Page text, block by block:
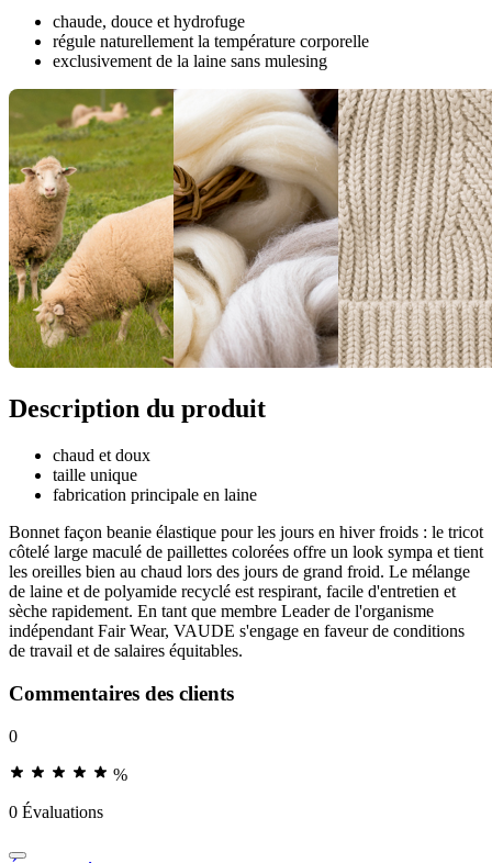
chaude, douce et hydrofuge
régule naturellement la température corporelle
exclusivement de la laine sans mulesing
Description du produit
chaud et doux
taille unique
fabrication principale en laine
Bonnet façon beanie élastique pour les jours en hiver froids : le tricot
côtelé large maculé de paillettes colorées offre un look sympa et tient
les oreilles bien au chaud lors des jours de grand froid. Le mélange
de laine et de polyamide recyclé est respirant, facile d'entretien et
sèche rapidement. En tant que membre Leader de l'organisme
indépendant Fair Wear, VAUDE s'engage en faveur de conditions
de travail et de salaires équitables.
Commentaires des clients
0
%
0 Évaluations